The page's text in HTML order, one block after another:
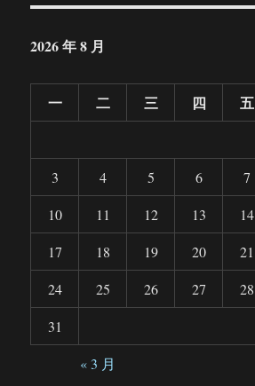
2026 年 8 月
一 二 三 四 五
3
4 5 6 7
10
11 12 13 14
17
18 19 20 21
24
25 26 27 28
31
« 3 月